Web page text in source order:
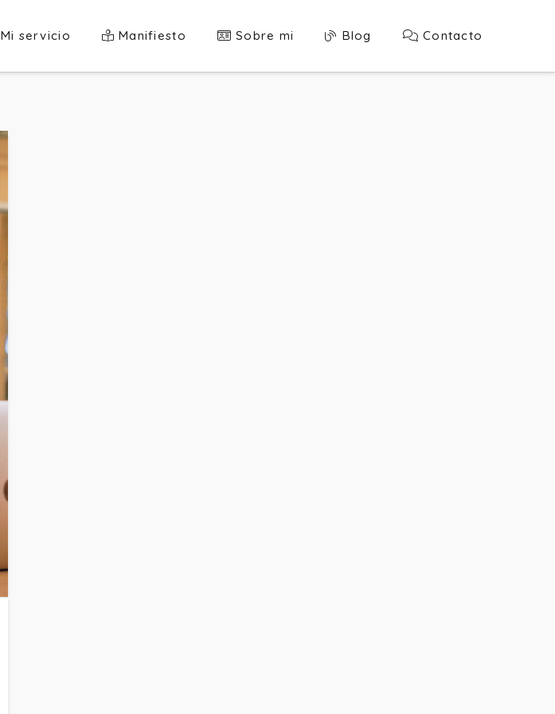
Mi servicio Manifiesto Sobre mi Blog Contacto